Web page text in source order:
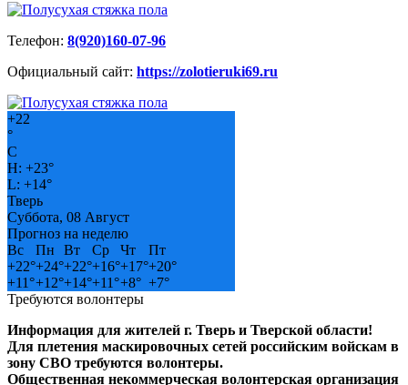
Телефон: 8(920)160-07-96
Официальный сайт: https://zolotieruki69.ru
+22
°
C
H: +23°
L: +14°
Тверь
Суббота, 08 Август
Прогноз на неделю
Вс
Пн Вт Ср Чт
Пт
+22°+24°+22°+16°+17°+20°
+11°+12°+14°+11°+8° +7°
Требуются волонтеры
Информация для жителей г. Тверь и Тверской области!
Для плетения маскировочных сетей российским войскам в
зону СВО требуются волонтеры.
Общественная некоммерческая волонтерская организация